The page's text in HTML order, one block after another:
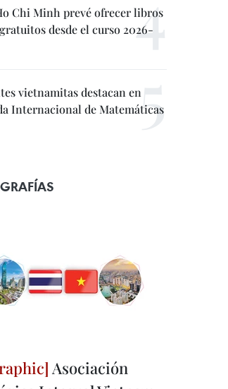
Chi Minh prevé ofrecer libros
desde el curso 2026-
vietnamitas destacan en
Internacional de Matemáticas
Asociación